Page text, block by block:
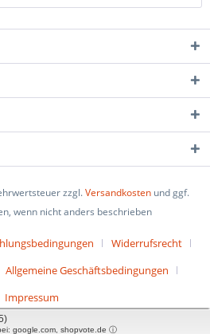
zzgl.Versandkosten und ggf.
wenn nicht anders beschrieben
Widerrufsrecht
Allgemeine Geschäftsbedingungen
Impressum
google.com, shopvote.de ⓘ